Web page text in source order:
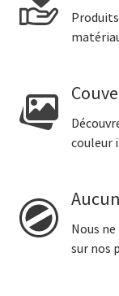
couleur
Nous
sur nos